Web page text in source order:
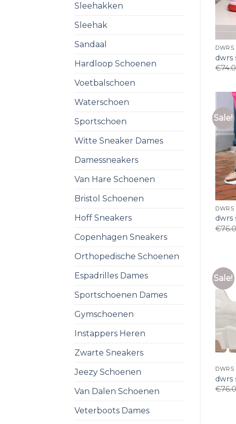
Sleehakken
Sleehak
Sandaal
Hardloop Schoenen
Voetbalschoen
Waterschoen
Sportschoen
Witte Sneaker Dames
Damessneakers
Van Hare Schoenen
Bristol Schoenen
Hoff Sneakers
Copenhagen Sneakers
Orthopedische Schoenen
Espadrilles Dames
Sportschoenen Dames
Gymschoenen
Instappers Heren
Zwarte Sneakers
Jeezy Schoenen
Van Dalen Schoenen
Veterboots Dames
DWRS
dwrs
€
Sale!
DWRS
dwrs
€
Sale!
DWRS
dwrs
€